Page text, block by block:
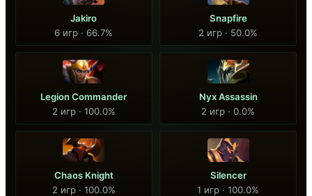
Jakiro
6 игр · 66.7%
Snapfire
2 игр · 50.0%
Legion Commander
2 игр · 100.0%
Nyx Assassin
2 игр · 0.0%
Chaos Knight
2 игр · 100.0%
Silencer
1 игр · 100.0%